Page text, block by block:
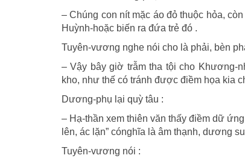
– Chúng con nít mặc áo đỏ thuộc hỏa,
Huỳnh-hoặc biến ra đứa trẻ đó .
Tuyên-vương nghe nói cho là phải, bèn
– Vậy bây giờ trẫm tha tội cho Khương-
kho, như thế có tránh được điềm họa kia
Dương-phụ lại quỳ tâu :
– Hạ-thần xem thiên văn thấy điềm dữ
lên, ác lặn” cónghĩa là âm thạnh, dương
Tuyên-vương nói :